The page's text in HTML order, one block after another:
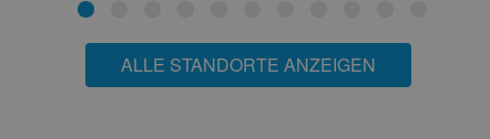
ALLE STANDORTE ANZEIGEN